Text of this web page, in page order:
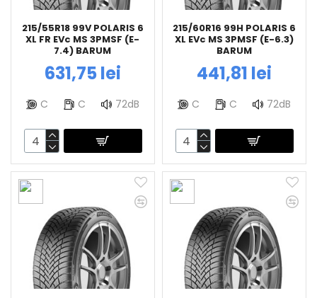
215/55R18 99V POLARIS 6
XL FR EVc MS 3PMSF (E-
7.4) BARUM
631,75 lei
C C 72dB
215/60R16 99H POLARIS 6
XL EVc MS 3PMSF (E-6.3)
BARUM
441,81 lei
C C 72dB